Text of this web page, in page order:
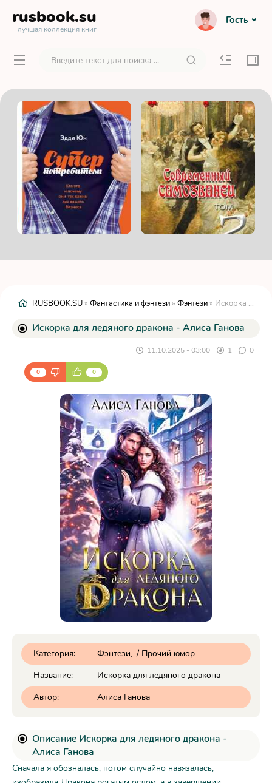
rusbook.su
лучшая коллекция книг
Гость
RUSBOOK.SU » Фантастика и фэнтези » Фэнтези » Искорка для ледяного дракона - Алиса Ганова
Искорка для ледяного дракона - Алиса Ганова
11.10.2025 - 03:00 1 0
0 0
Категория: Фэнтези / Прочий юмор
Название:
Искорка для ледяного дракона
Автор:
Алиса Ганова
Описание Искорка для ледяного дракона -
Алиса Ганова
Сначала я обозналась, потом случайно навязалась,